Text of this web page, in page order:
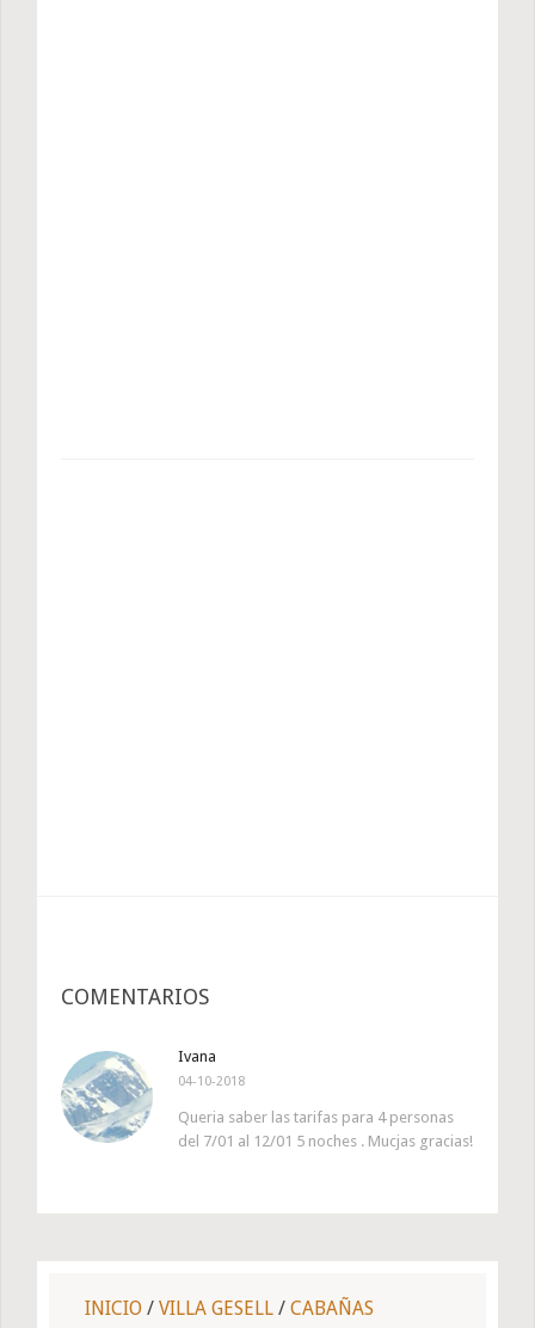
COMENTARIOS
Ivana
04-10-2018
Queria saber las tarifas para 4 personas
del 7/01 al 12/01 5 noches . Mucjas gracias!
INICIO / VILLA GESELL / CABAÑAS